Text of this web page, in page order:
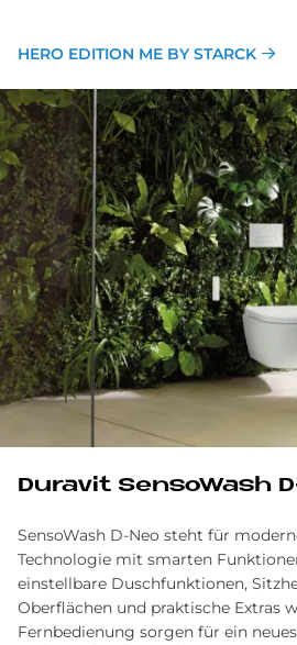
HERO EDITION ME BY STARCK
Du­ra­vit Sen­so­Wash
SensoWash D-Neo steht für
Technologie mit smarten
einstellbare Duschfunktionen,
Oberflächen und praktische Extras
Fernbedienung sorgen für ein